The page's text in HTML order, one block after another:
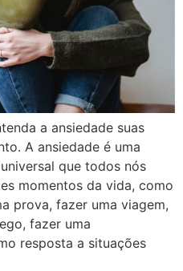
a ansiedade suas
A ansiedade é uma
que todos nós
momentos da vida, como
prova, fazer uma viagem,
fazer uma
resposta a situações